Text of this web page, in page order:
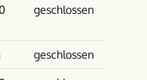
geschlossen
geschlossen